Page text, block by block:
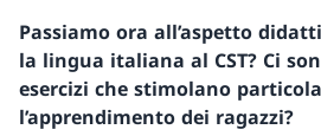
Passiamo ora all’aspetto
la lingua italiana al CST? Ci
esercizi che stimolano
l’apprendimento dei ragazzi?